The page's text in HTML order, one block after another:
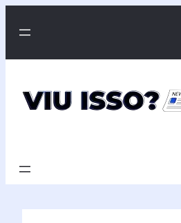
para
conteúdo